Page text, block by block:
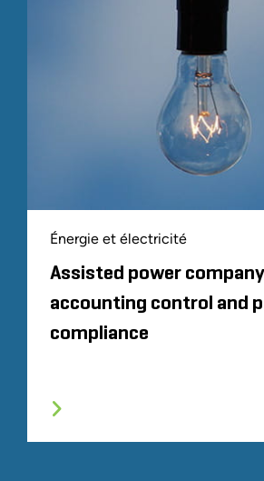
Énergie et électricité
Assisted power
accounting control and
compliance